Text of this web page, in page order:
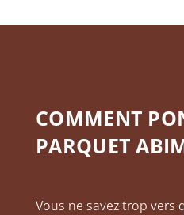
COMMENT
PARQUET
Vous ne savez trop vers